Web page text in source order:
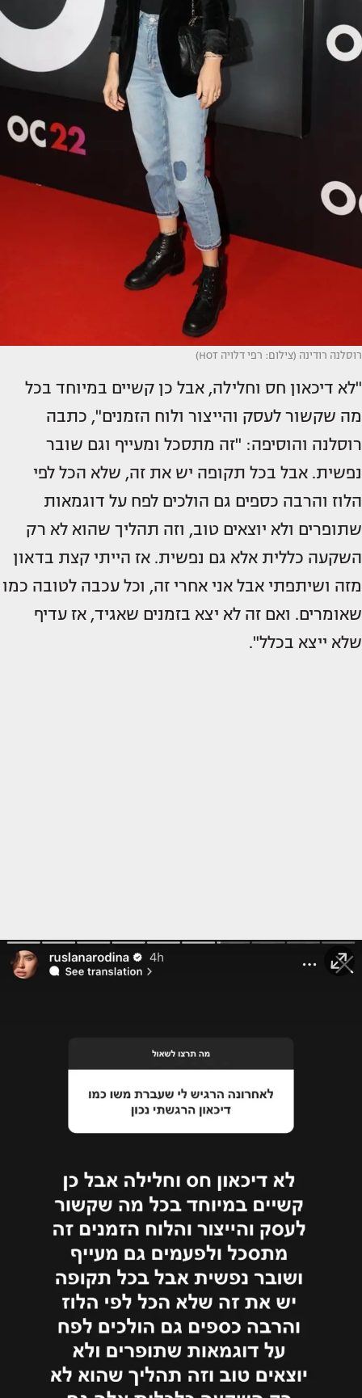
רוסלנה רודינה (צילום: רפי דלויה HOT)
"לא דיכאון חס וחלילה, אבל כן קשיים במיוחד בכל
מה שקשור לעסק והייצור ולוח הזמנים", כתבה
רוסלנה והוסיפה: "זה מתסכל ומעייף וגם שובר
נפשית. אבל בכל תקופה יש את זה, שלא הכל לפי
הלוז והרבה כספים גם הולכים לפח על דוגמאות
שתופרים ולא יוצאים טוב, וזה תהליך שהוא לא רק
השקעה כללית אלא גם נפשית. אז הייתי קצת בדאון
מזה ושיתפתי אבל אני אחרי זה, וכל עכבה לטובה כמו
שאומרים. ואם זה לא יצא בזמנים שאגיד, אז עדיף
שלא ייצא בכלל".